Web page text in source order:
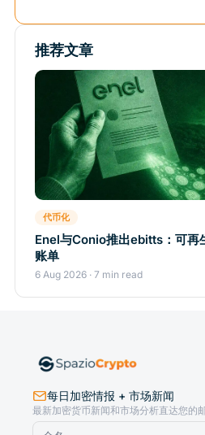
推荐文章
代币化
Enel与Conio推出ebitts：可再
账单
6 Aug 2026 · 7 min read
每日加密情报 + 市场新闻
最新加密货币新闻和市场分析直达您的邮